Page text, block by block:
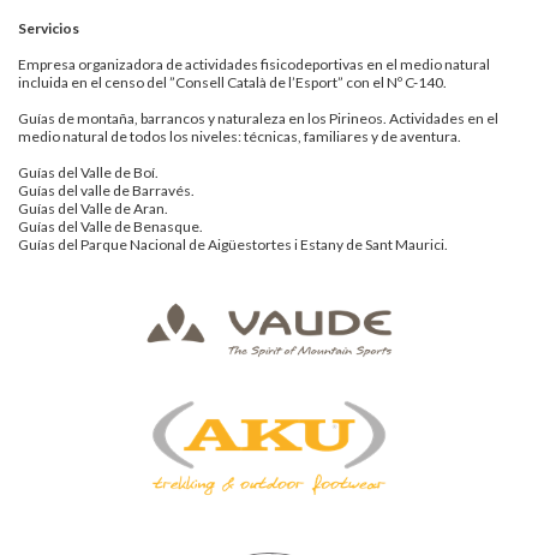
Servicios
Empresa organizadora de actividades fisicodeportivas en el medio natural
incluida en el censo del ”Consell Català de l’Esport” con el Nº C-140.
Guías de montaña, barrancos y naturaleza en los Pirineos. Actividades en el
medio natural de todos los niveles: técnicas, familiares y de aventura.
Guías del Valle de Boí.
Guías del valle de Barravés.
Guías del Valle de Aran.
Guías del Valle de Benasque.
Guías del Parque Nacional de Aigüestortes i Estany de Sant Maurici.